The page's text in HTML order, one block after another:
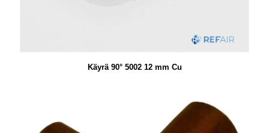
Käyrä 90° 5002 12 mm Cu